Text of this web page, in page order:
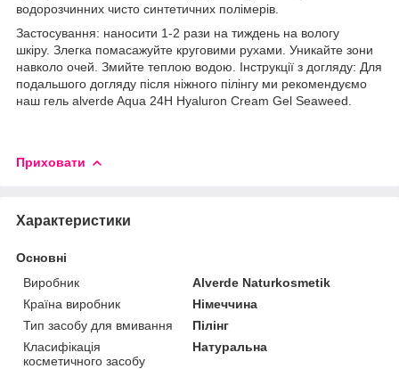
водорозчинних чисто синтетичних полімерів.
Застосування: наносити 1-2 рази на тиждень на вологу
шкіру. Злегка помасажуйте круговими рухами. Уникайте зони
навколо очей. Змийте теплою водою. Інструкції з догляду: Для
подальшого догляду після ніжного пілінгу ми рекомендуємо
наш гель alverde Aqua 24H Hyaluron Cream Gel Seaweed.
Приховати
Характеристики
Основні
Виробник
Alverde Naturkosmetik
Країна виробник
Німеччина
Тип засобу для вмивання
Пілінг
Класифікація
косметичного засобу
Натуральна